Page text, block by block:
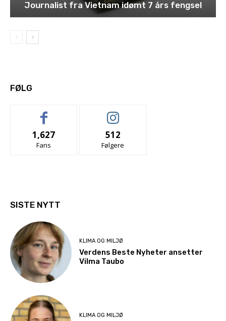
Journalist fra Vietnam idømt 7 års fengsel
FØLG
1,627
Fans
512
Følgere
SISTE NYTT
KLIMA OG MILJØ
Verdens Beste Nyheter ansetter
Vilma Taubo
KLIMA OG MILJØ